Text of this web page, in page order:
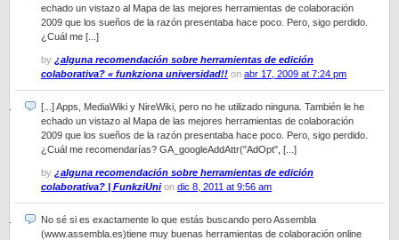
echado un vistazo al Mapa de las mejores herramientas de colaboración
2009 que los sueños de la razón presentaba hace poco. Pero, sigo perdido.
¿Cuál me [...]
by ¿alguna recomendación sobre herramientas de edición
colaborativa? « funkziona universidad!! on abr 17, 2009 at 7:24 pm
[...] Apps, MediaWiki y NireWiki, pero no he utilizado ninguna. También le he
echado un vistazo al Mapa de las mejores herramientas de colaboración
2009 que los sueños de la razón presentaba hace poco. Pero, sigo perdido.
¿Cuál me recomendarías? GA_googleAddAttr("AdOpt", [...]
by ¿alguna recomendación sobre herramientas de edición
colaborativa? | FunkziUnion dic 8, 2011 at 9:56 am
No sé si es exactamente lo que estás buscando pero Assembla
(www.assembla.es)tiene muy buenas herramientas de colaboración online